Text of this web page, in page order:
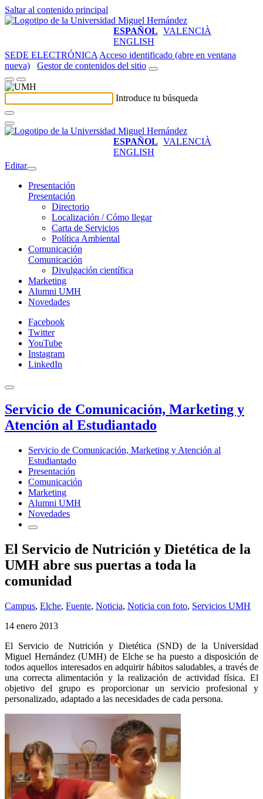
Saltar al contenido principal
ESPAÑOL VALENCIÀ
ENGLISH
SEDE ELECTRÓNICA Acceso identificado (abre en ventana
nueva)
Gestor de contenidos del sitio
Introduce tu búsqueda
ESPAÑOL VALENCIÀ
ENGLISH
Editar
Presentación
Presentación
Directorio
Localización / Cómo llegar
Carta de Servicios
Política Ambiental
Comunicación
Comunicación
Divulgación científica
Marketing
Alumni UMH
Novedades
Facebook
Twitter
YouTube
Instagram
LinkedIn
Servicio de Comunicación, Marketing y
Atención al Estudiantado
Servicio de Comunicación, Marketing y Atención al
Estudiantado
Presentación
Comunicación
Marketing
Alumni UMH
Novedades
El Servicio de Nutrición y Dietética de la
UMH abre sus puertas a toda la
comunidad
Campus, Elche, Fuente, Noticia, Noticia con foto, Servicios UMH
14 enero 2013
El Servicio de Nutrición y Dietética (SND) de la Universidad
Miguel Hernández (UMH) de Elche se ha puesto a disposición de
todos aquellos interesados en adquirir hábitos saludables, a través de
una correcta alimentación y la realización de actividad física. El
objetivo del grupo es proporcionar un servicio profesional y
personalizado, adaptado a las necesidades de cada persona.